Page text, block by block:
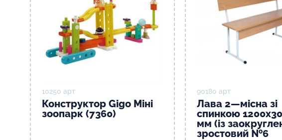
10250 арт
Конструктор Gigo Міні
зоопарк (7360)
90180 арт
Лава 2—місна зі
спинкою
мм (із
зростовий №6